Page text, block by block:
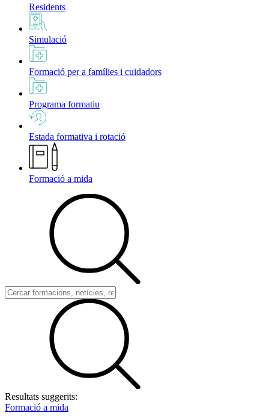
Residents
Simulació
Formació per a famílies i cuidadors
Programa formatiu
Estada formativa i rotació
Formació a mida
Resultats suggerits:
Formació a mida